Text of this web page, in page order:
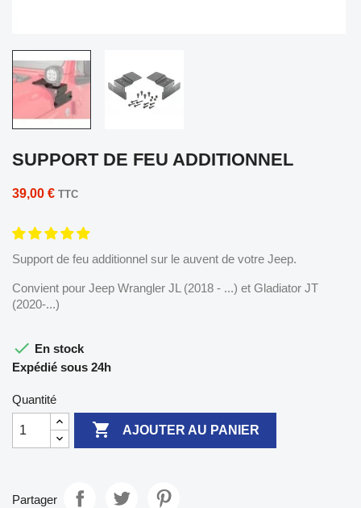
SUPPORT DE FEU ADDITIONNEL
39,00 € TTC
Support de feu additionnel sur le auvent de votre Jeep.
Convient pour Jeep Wrangler JL (2018 - ...) et Gladiator JT
(2020-...)
 En stock
Expédié sous 24h
Quantité
 AJOUTER AU PANIER
Partager